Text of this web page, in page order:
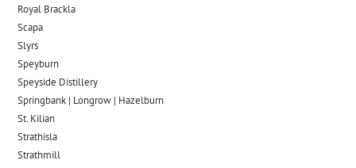
Royal Brackla
Scapa
Slyrs
Speyburn
Speyside Distillery
Springbank | Longrow | Hazelburn
St. Kilian
Strathisla
Strathmill